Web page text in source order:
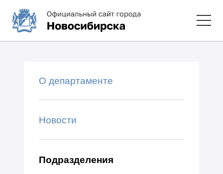
О департаменте
Новости
Подразделения